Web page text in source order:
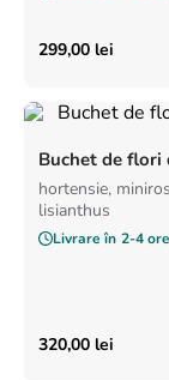
299,00 lei
Buchet de flori
hortensie,
lisianthus
Livrare în 2-4 ore
320,00 lei